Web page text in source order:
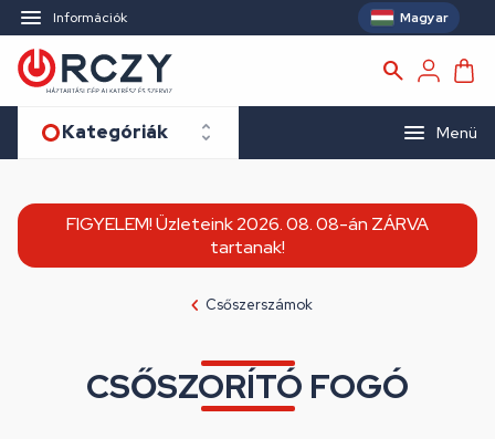
Információk Magyar
Kategóriák Menü
FIGYELEM! Üzleteink 2026. 08. 08-án ZÁRVA
tartanak!
Csőszerszámok
CSŐSZORÍTÓ FOGÓ